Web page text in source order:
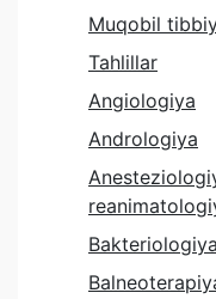
Muqobil
Tahlillar
Angiologiya
Andrologiya
Bakteriologiya